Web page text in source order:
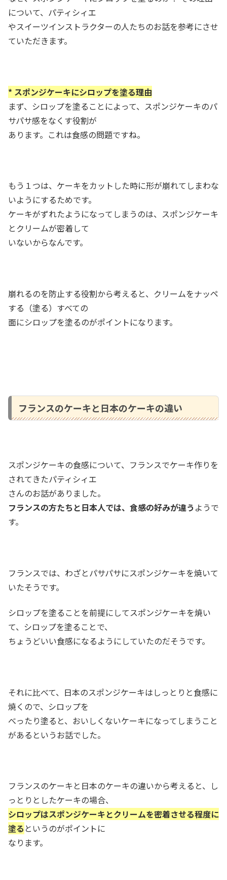
について、パティシィエ
やスイーツインストラクターの人たちのお話を参考にさせ
ていただきます。
* スポンジケーキにシロップを塗る理由
まず、シロップを塗ることによって、スポンジケーキのパ
サパサ感をなくす役割が
あります。これは食感の問題ですね。
もう１つは、ケーキをカットした時に形が崩れてしまわな
いようにするためです。
ケーキがずれたようになってしまうのは、スポンジケーキ
とクリームが密着して
いないからなんです。
崩れるのを防止する役割から考えると、クリームをナッペ
する（塗る）すべての
面にシロップを塗るのがポイントになります。
フランスのケーキと日本のケーキの違い
スポンジケーキの食感について、フランスでケーキ作りを
されてきたパティシィエ
さんのお話がありました。
フランスの方たちと日本人では、食感の好みが違う ようで
す。
フランスでは、わざとパサパサにスポンジケーキを焼いて
いたそうです。
シロップを塗ることを前提にしてスポンジケーキを焼い
て、シロップを塗ることで、
ちょうどいい食感になるようにしていたのだそうです。
それに比べて、日本のスポンジケーキはしっとりと食感に
焼くので、シロップを
べったり塗ると、おいしくないケーキになってしまうこと
があるというお話でした。
フランスのケーキと日本のケーキの違いから考えると、し
っとりとしたケーキの場合、
シロップはスポンジケーキとクリームを密着させる程度に
塗る というのがポイントに
なります。